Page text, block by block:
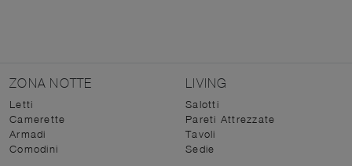
ZONA NOTTE
Letti
Camerette
Armadi
Comodini
LIVING
Salotti
Pareti Attrezzate
Tavoli
Sedie